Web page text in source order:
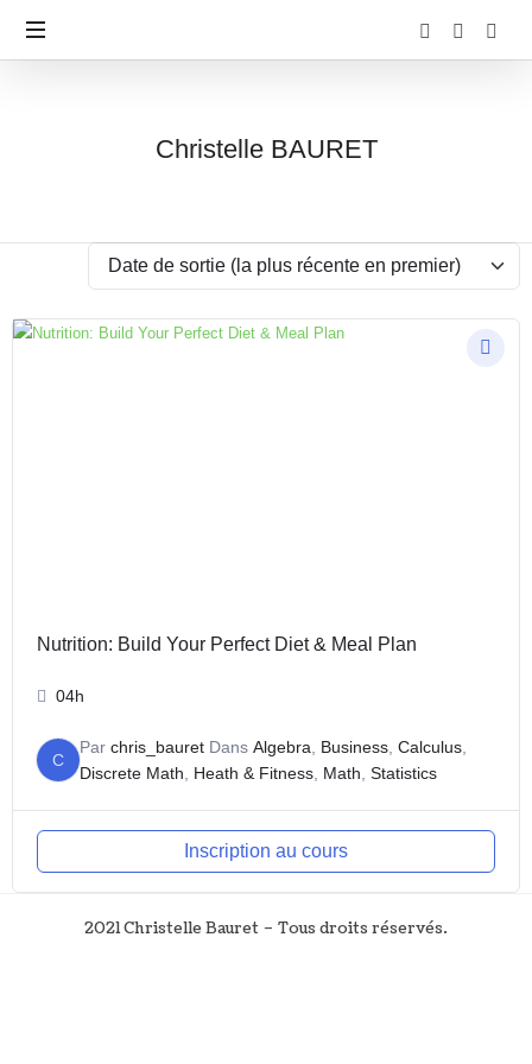
Christelle
Christelle BAURET
Nutrition: Build Your Perfect Diet & Meal Plan
04h
C
Par chris_bauretDans Algebra Business, Calculus,
Discrete Math
Heath & Fitness, Math Statistics
Inscription au cours
2021 Christelle Bauret – Tous droits réservés.